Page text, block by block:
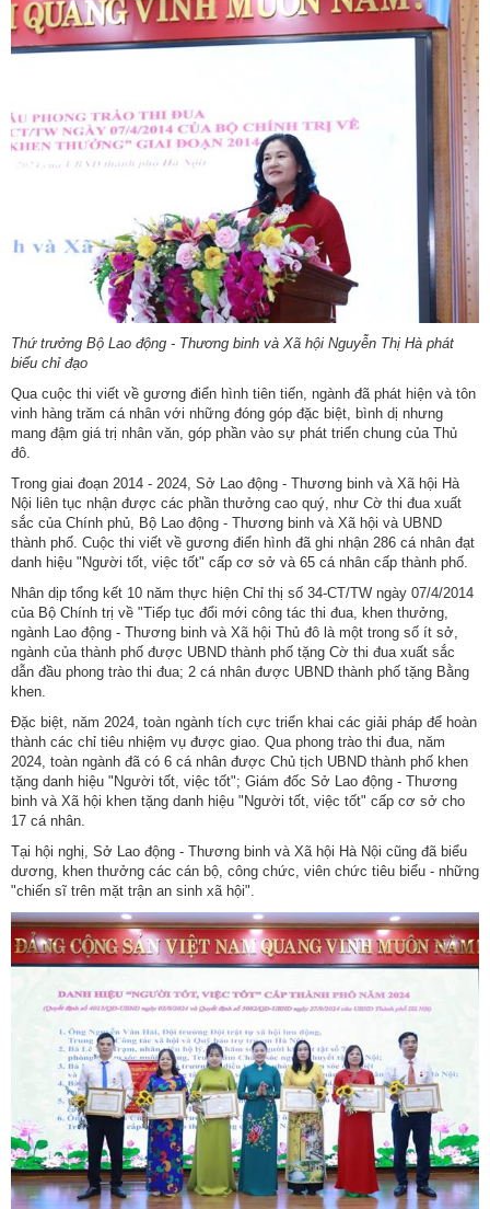
Các
kỳ
Đại
toàn
quốc
TĐKT
tiên
tiến
Phong
trào
thi
đua
Chính
trị
Kinh
tế
-
Xã
hội
Hợp
tác
đào
tạo
Các
dự
án,
đề
tài
Tiếp
thông
Tìm
kiếm
Đăng
Thứ trưởng Bộ Lao động - Thương binh và Xã hội Nguyễn Thị Hà phát
biểu chỉ đạo
Qua cuộc thi viết về gương điển hình tiên tiến, ngành đã phát hiện và tôn
vinh hàng trăm cá nhân với những đóng góp đặc biệt, bình dị nhưng
mang đậm giá trị nhân văn, góp phần vào sự phát triển chung của Thủ
đô.
Trong giai đoạn 2014 - 2024, Sở Lao động - Thương binh và Xã hội Hà
Nội liên tục nhận được các phần thưởng cao quý, như Cờ thi đua xuất
sắc của Chính phủ, Bộ Lao động - Thương binh và Xã hội và UBND
thành phố. Cuộc thi viết về gương điển hình đã ghi nhận 286 cá nhân đạt
danh hiệu "Người tốt, việc tốt" cấp cơ sở và 65 cá nhân cấp thành phố.
Nhân dịp tổng kết 10 năm thực hiện Chỉ thị số 34-CT/TW ngày 07/4/2014
của Bộ Chính trị về "Tiếp tục đổi mới công tác thi đua, khen thưởng,
ngành Lao động - Thương binh và Xã hội Thủ đô là một trong số ít sở,
ngành của thành phố được UBND thành phố tặng Cờ thi đua xuất sắc
dẫn đầu phong trào thi đua; 2 cá nhân được UBND thành phố tặng Bằng
khen.
Đặc biệt, năm 2024, toàn ngành tích cực triển khai các giải pháp để hoàn
thành các chỉ tiêu nhiệm vụ được giao. Qua phong trào thi đua, năm
2024, toàn ngành đã có 6 cá nhân được Chủ tịch UBND thành phố khen
tặng danh hiệu "Người tốt, việc tốt"; Giám đốc Sở Lao động - Thương
binh và Xã hội khen tặng danh hiệu "Người tốt, việc tốt" cấp cơ sở cho
17 cá nhân.
Tại hội nghị, Sở Lao động - Thương binh và Xã hội Hà Nội cũng đã biểu
dương, khen thưởng các cán bộ, công chức, viên chức tiêu biểu - những
"chiến sĩ trên mặt trận an sinh xã hội".